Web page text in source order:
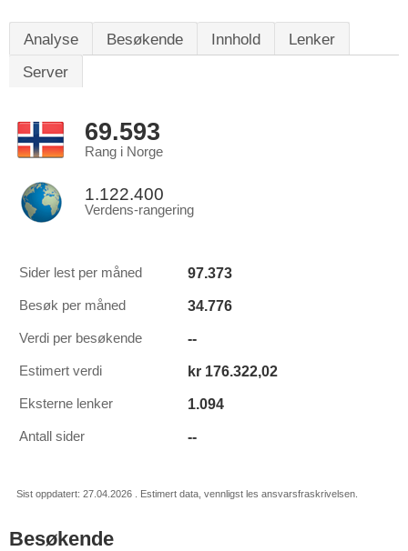
Analyse Besøkende Innhold
Lenker
Server
69.593
Rang i Norge
1.122.400
Verdens-rangering
Sider lest per måned 97.373
Besøk per måned 34.776
Verdi per besøkende --
Estimert verdi kr 176.322,02
Eksterne lenker 1.094
Antall sider --
Sist oppdatert: 27.04.2026 . Estimert data, vennligst les ansvarsfraskrivelsen.
Besøkende